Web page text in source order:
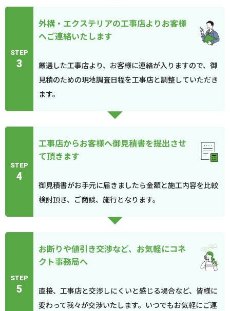
STEP
3
外構・エクステリアの工事店よりお客様
へご連絡いたします
厳選した工事店より、お客様に連絡が入りますので、御
見積のための現地調査日程を工事店と調整していただき
ます。
STEP
4
工事店からお客様へ御見積書を提出させ
て頂きます
御見積書がお手元に届きましたら金額と施工内容を比較
検討頂き、ご商談、施行となります。
STEP
5
お断りや値引き交渉など、お気軽にコネ
クト事務局へ
直接、工事店と交渉しにくいと感じる場合など、皆様に
変わって我々が交渉いたします。いつでもお気軽にご連